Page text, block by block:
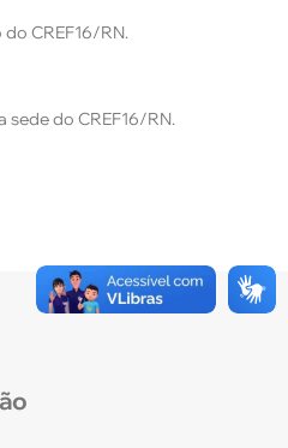
CREF16/RN.
do CREF16/RN.